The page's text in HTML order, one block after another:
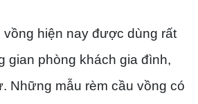
vồng hiện nay được dùng rất
gian phòng khách gia đình,
Những mẫu rèm cầu vồng có